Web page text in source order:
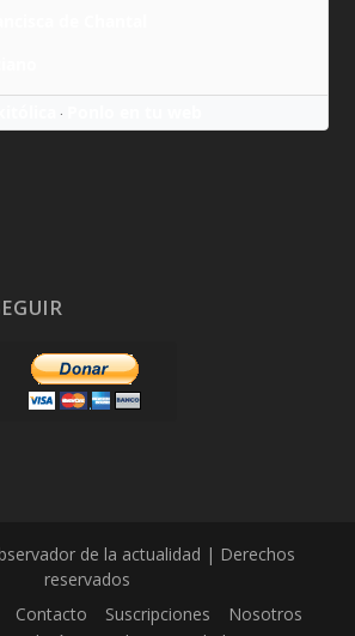
·
de la actualidad | Derechos
reservados
Contacto Suscripciones
Nosotros